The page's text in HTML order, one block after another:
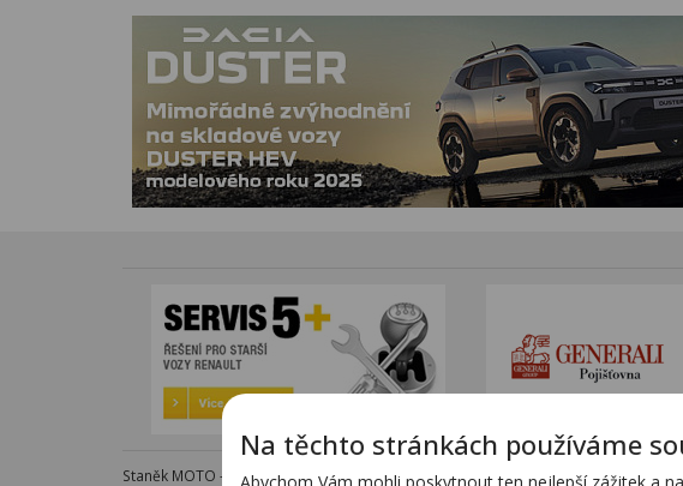
Staněk MOTO - autorizovaný dealer KTM - e-shop s kompletním sortimentem KTM
Na těchto stránkách používáme